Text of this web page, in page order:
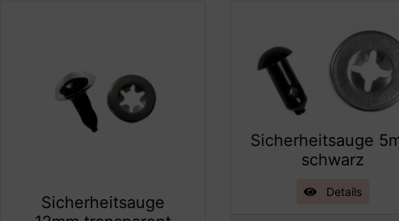
Sicherheitsauge
Sicherheitsauge
schwarz
Details